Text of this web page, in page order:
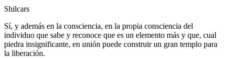
Shilcars
Sí, y además en la consciencia, en la propia consciencia del
individuo que sabe y reconoce que es un elemento más y que, cual
piedra insignificante, en unión puede construir un gran templo para
la liberación.